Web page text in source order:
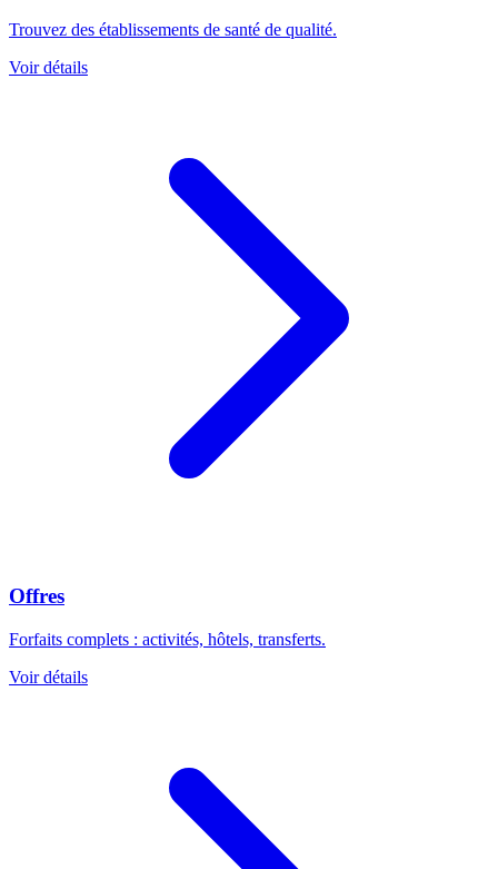
Trouvez des établissements de santé de qualité.
Voir détails
Offres
Forfaits complets : activités, hôtels, transferts.
Voir détails